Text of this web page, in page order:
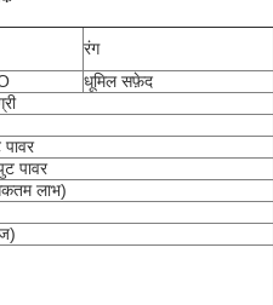
रंग
धूमिल सफ़ेद
पावर
लाभ)